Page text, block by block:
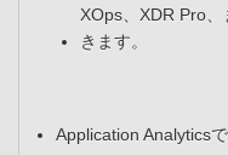
XOps、XDR Pro
きます。​
Application Analytics